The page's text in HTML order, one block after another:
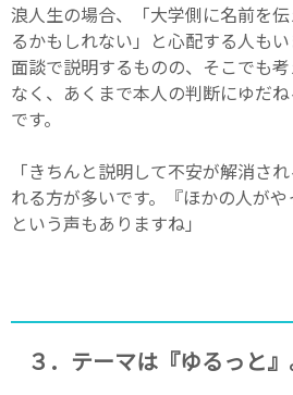
浪人生の場合、「大学側に名前を
るかもしれない」と心配する人も
面談で説明するものの、そこでも
なく、あくまで本人の判断にゆだ
です。
「きちんと説明して不安が解消さ
れる方が多いです。『ほかの人がや
という声もありますね」
３．テーマは『ゆるっと